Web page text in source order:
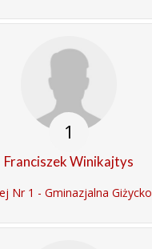
1
Franciszek Winikajtys
Nr 1 - Gminazjalna Giżycko